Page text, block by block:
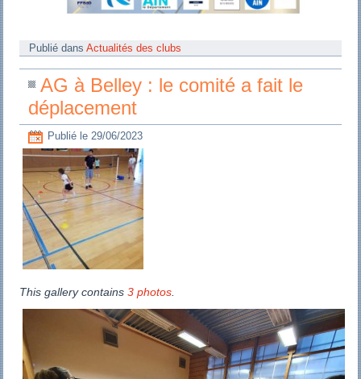
Publié dans Actualités des clubs
AG à Belley : le comité a fait le
déplacement
Publié le 29/06/2023
This gallery contains3 photos